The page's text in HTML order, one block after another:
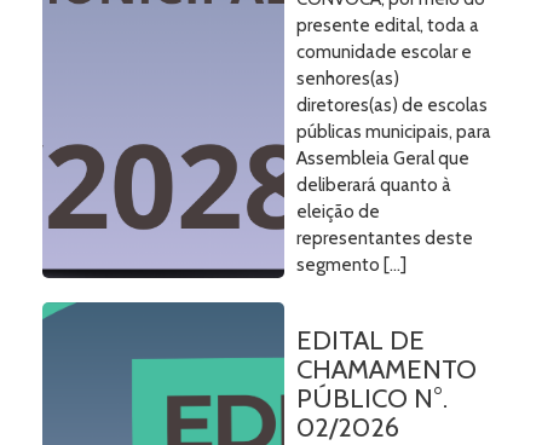
presente edital, toda a
comunidade escolar e
senhores(as)
diretores(as) de escolas
públicas municipais, para
Assembleia Geral que
deliberará quanto à
eleição de
representantes deste
segmento […]
EDITAL DE
CHAMAMENTO
PÚBLICO N°.
02/2026